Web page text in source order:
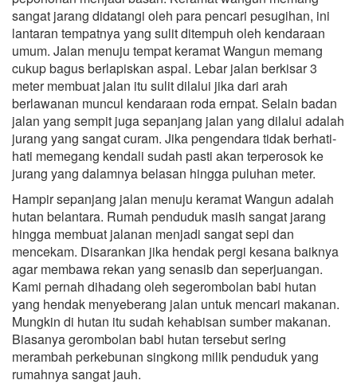
sangat jarang didatangi oleh para pencari pesugihan, ini
lantaran tempatnya yang sulit ditempuh oleh kendaraan
umum. Jalan menuju tempat keramat Wangun memang
cukup bagus berlapiskan aspal. Lebar jalan berkisar 3
meter membuat jalan itu sulit dilalui jika dari arah
berlawanan muncul kendaraan roda ernpat. Selain badan
jalan yang sempit juga sepanjang jalan yang dilalui adalah
jurang yang sangat curam. Jika pengendara tidak berhati-
hati memegang kendali sudah pasti akan terperosok ke
jurang yang dalamnya belasan hingga puluhan meter.
Hampir sepanjang jalan menuju keramat Wangun adalah
hutan belantara. Rumah penduduk masih sangat jarang
hingga membuat jalanan menjadi sangat sepi dan
mencekam. Disarankan jika hendak pergi kesana baiknya
agar membawa rekan yang senasib dan seperjuangan.
Kami pernah dihadang oleh segerombolan babi hutan
yang hendak menyeberang jalan untuk mencari makanan.
Mungkin di hutan itu sudah kehabisan sumber makanan.
Biasanya gerombolan babi hutan tersebut sering
merambah perkebunan singkong milik penduduk yang
rumahnya sangat jauh.